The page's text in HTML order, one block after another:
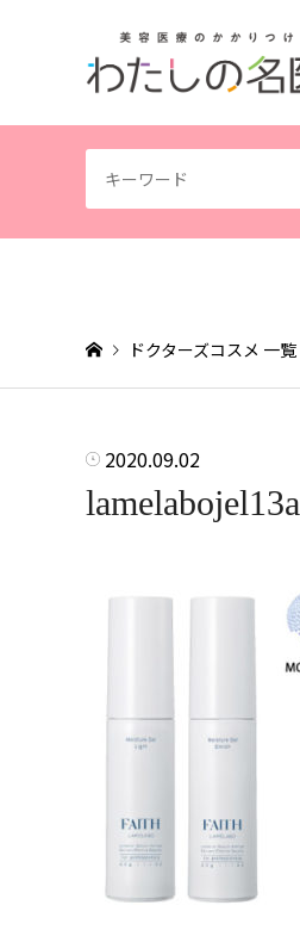
ドクターズコスメ 一覧
2020.09.02
lamelabojel13a